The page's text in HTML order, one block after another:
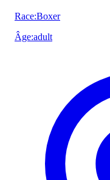
Race:Boxer
Âge:adult